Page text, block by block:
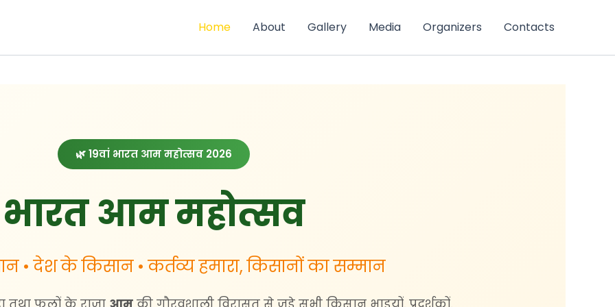
Home About Gallery Media Organizers Contacts
🌿 19वां भारत आम महोत्सव 2026
भारत आम महोत्सव
• देश के किसान • कर्तव्य हमारा, किसानों का सम्मान